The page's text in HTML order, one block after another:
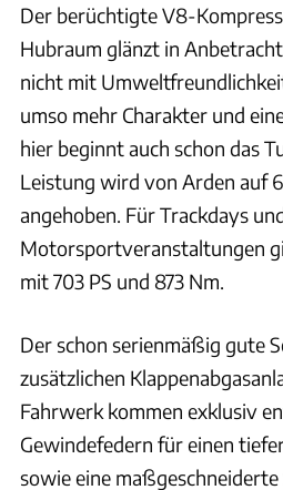
Der berüchtigte V8-
Hubraum glänzt in
nicht mit
umso mehr Charakter und
hier beginnt auch schon das
Leistung wird von Arden auf
angehoben. Für Trackdays
Motorsportveranstaltungen
mit 703 PS und 873 Nm.
Der schon serienmäßig gute
zusätzlichen
Fahrwerk kommen exklusiv
Gewindefedern für einen
sowie eine